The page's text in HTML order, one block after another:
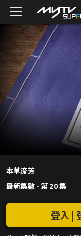
本草流芳
最新集數 - 第 20 集
登入 |